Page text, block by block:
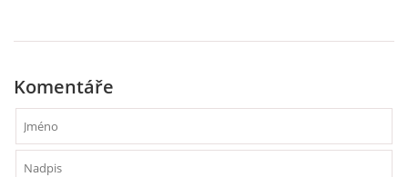
PÍSNĚ K TÉMATU JARO
BÁSNĚ K TÉMATU JARO
POHYBOVÉ AKTIVITY NA TÉMA JARO
Komentáře